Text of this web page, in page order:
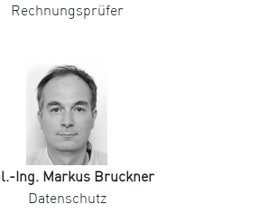
Rechnungsprüfer
Ing. Markus Bruckner
Datenschutz